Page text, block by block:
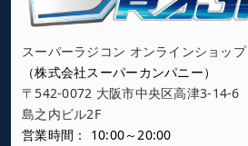
スーパーラジコン オンラインショップ
（株式会社スーパーカンパニー）
〒542-0072 大阪市中央区高津3-14-6
島之内ビル2F
営業時間： 10:00～20:00